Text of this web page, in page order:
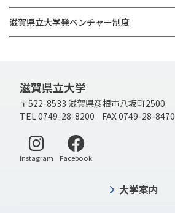
滋賀県立大学発ベンチャー制度
滋賀県立大学
〒522-8533 滋賀県彦根市八坂町2500
TEL 0749-28-8200 FAX 0749-28-8470
Instagram 別ウィンドウで開く
Facebook別ウィンドウで開く
大学案内